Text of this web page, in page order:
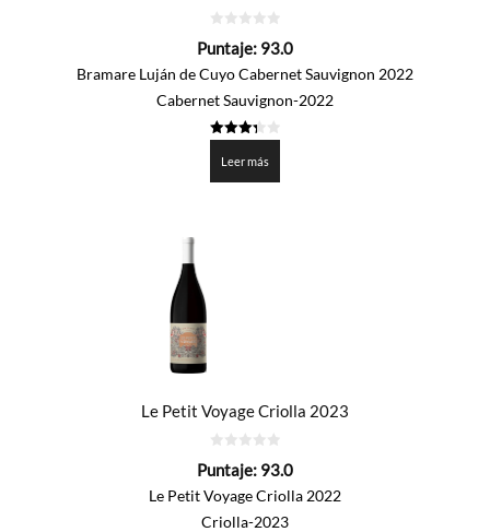
de
Puntaje: 93.0
Bramare Luján de Cuyo Cabernet Sauvignon 2022
Cabernet Sauvignon-2022
de 5
Leer más
Le Petit Voyage Criolla 2023
de
Puntaje: 93.0
Le Petit Voyage Criolla 2022
Criolla-2023